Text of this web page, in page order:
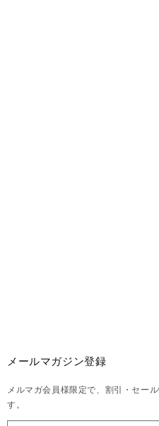
メールマガジン登録
メルマガ会員様限定で、割引・セー
す。